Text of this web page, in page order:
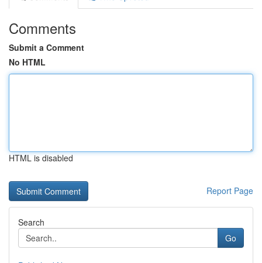
Comments
Submit a Comment
No HTML
HTML is disabled
Report Page
Search
Go